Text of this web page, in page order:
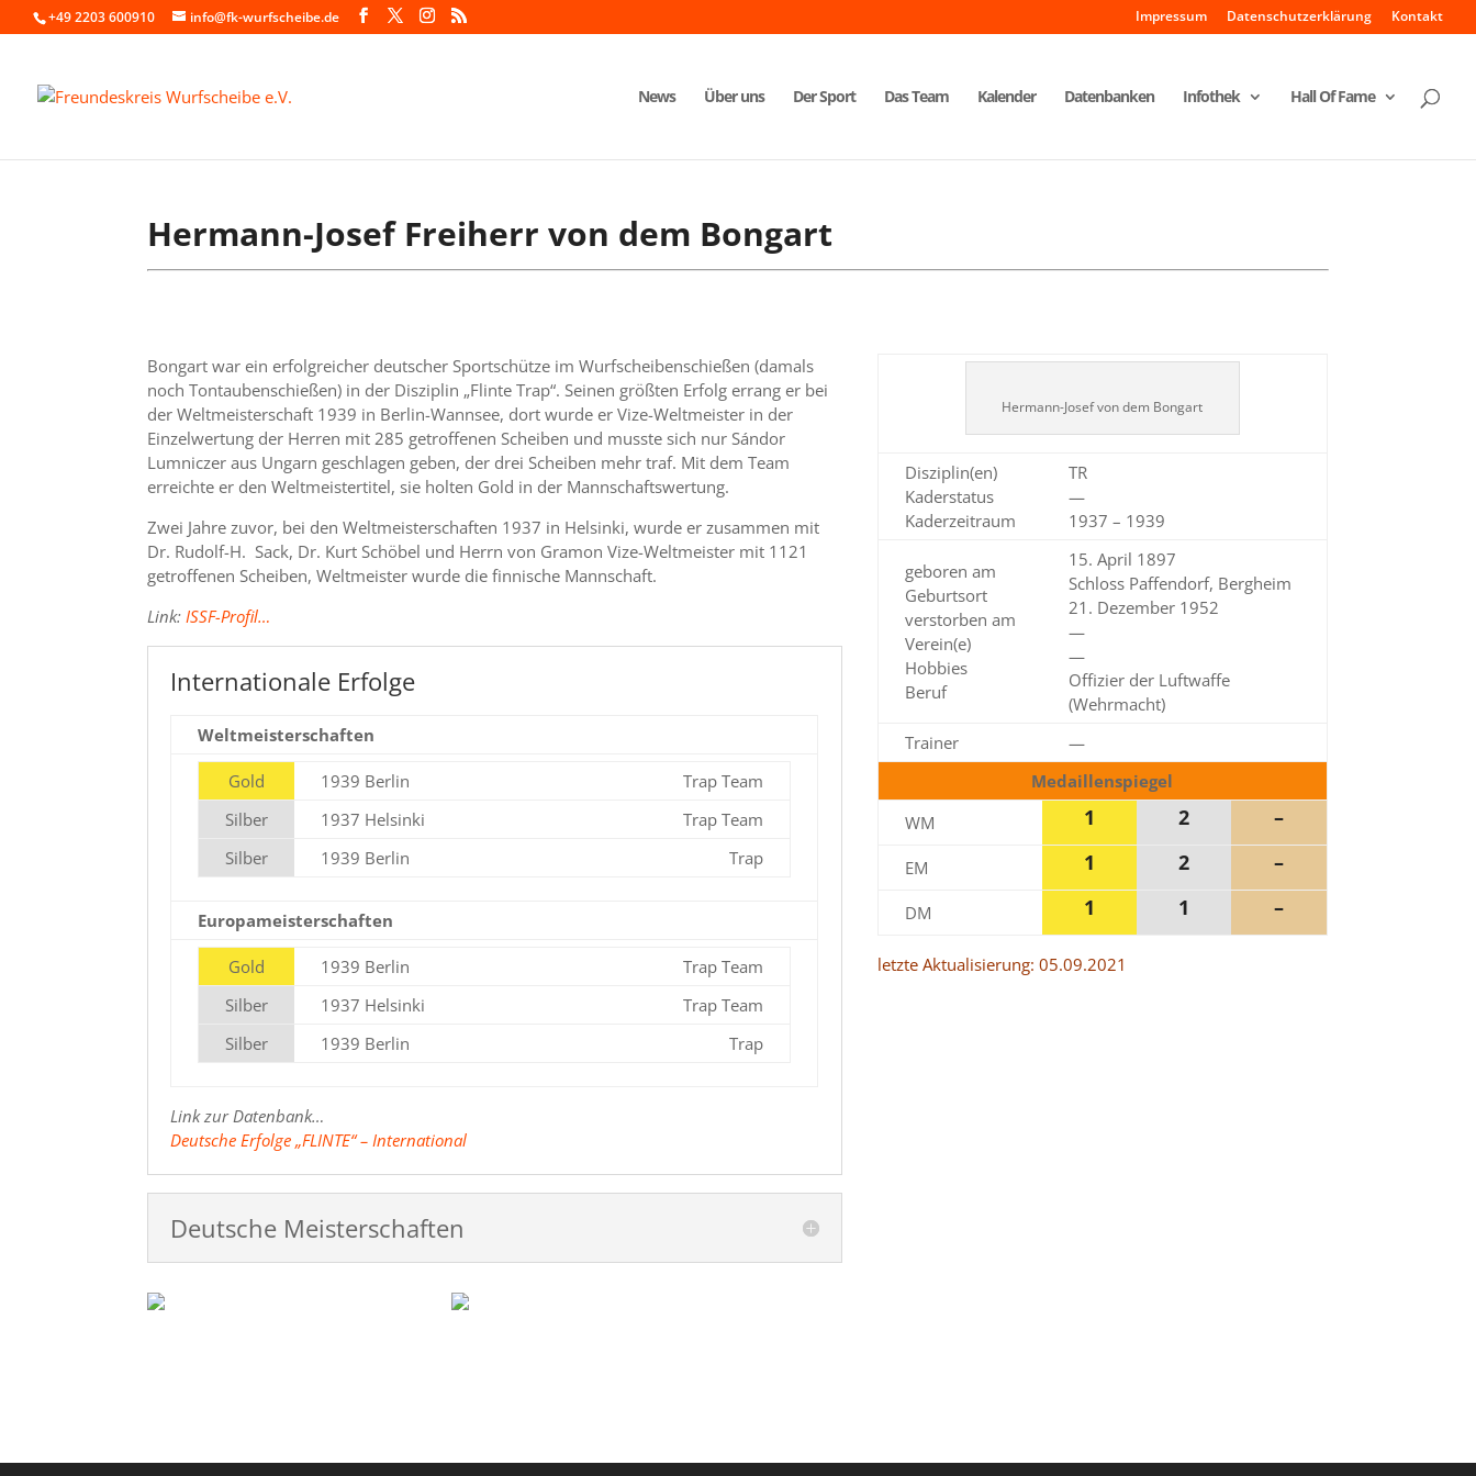
+49 2203 600910 info@fk-wurfscheibe.de Impressum Datenschutzerklärung Kontakt
News Über uns Der Sport Das Team Kalender Datenbanken Infothek Hall Of Fame
Hermann-Josef Freiherr von dem Bongart
Bongart war ein erfolgreicher deutscher Sportschütze im Wurfscheibenschießen (damals
noch Tontaubenschießen) in der Disziplin „Flinte Trap“. Seinen größten Erfolg errang er bei
der Weltmeisterschaft 1939 in Berlin-Wannsee, dort wurde er Vize-Weltmeister in der
Einzelwertung der Herren mit 285 getroffenen Scheiben und musste sich nur Sándor
Lumniczer aus Ungarn geschlagen geben, der drei Scheiben mehr traf. Mit dem Team
erreichte er den Weltmeistertitel, sie holten Gold in der Mannschaftswertung.
Zwei Jahre zuvor, bei den Weltmeisterschaften 1937 in Helsinki, wurde er zusammen mit
Dr. Rudolf-H. Sack, Dr. Kurt Schöbel und Herrn von Gramon Vize-Weltmeister mit 1121
getroffenen Scheiben, Weltmeister wurde die finnische Mannschaft.
Link: ISSF-Profil…
Internationale Erfolge
Weltmeisterschaften
Gold 1939 Berlin
Trap Team
Silber
1937 Helsinki
Trap Team
Silber
1939 Berlin Trap
Europameisterschaften
Gold 1939 Berlin
Trap Team
Silber
1937 Helsinki
Trap Team
Silber
1939 Berlin Trap
Link zur Datenbank…
Deutsche Erfolge „FLINTE“ – International
Deutsche Meisterschaften
Hermann-Josef von dem Bongart
Disziplin(en)
Kaderstatus
Kaderzeitraum
TR
—
1937 – 1939
geboren am
Geburtsort
verstorben am
Verein(e)
Hobbies
Beruf
15. April 1897
Schloss Paffendorf, Bergheim
21. Dezember 1952
—
—
Offizier der Luftwaffe
(Wehrmacht)
Trainer
—
Medaillenspiegel
WM
1 2 –
EM 1 2 –
DM 1 1 –
letzte Aktualisierung: 05.09.2021